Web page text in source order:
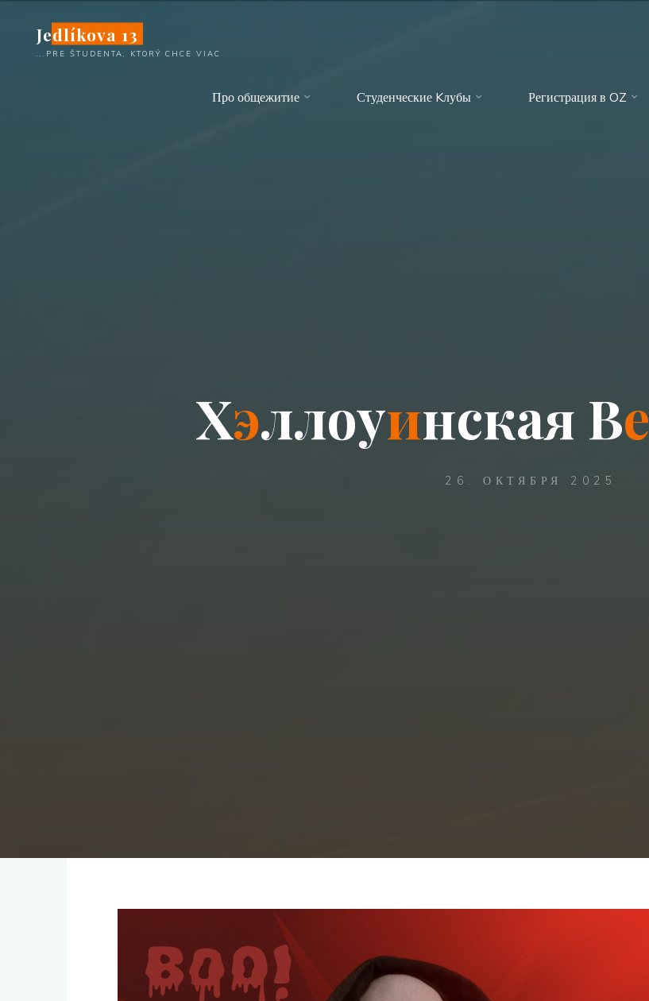
содержимому
Jedlíkova 13
...PRE ŠTUDENTA, KTORÝ CHCE VIAC
Про общежитие Студенческие Kлубы Регистрация в OZ
Хэллоуинская Ве
26. ОКТЯБРЯ 2025